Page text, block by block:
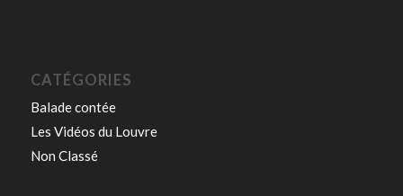
CATÉGORIES
Balade contée
Les Vidéos du Louvre
Non Classé